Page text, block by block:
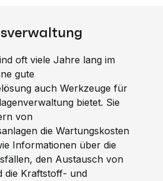
oft viele Jahre lang im
gute
auch Werkzeuge für
bietet. Sie
von
die Wartungskosten
Informationen über die
den Austausch von
die Kraftstoff- und